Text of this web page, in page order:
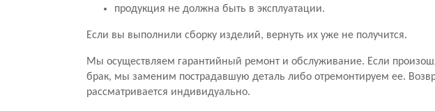
продукция не должна быть в эксплуатации.
Если вы выполнили сборку изделий, вернуть их уже не получится.
Мы осуществляем гарантийный ремонт и обслуживание. Если
брак, мы заменим пострадавшую деталь либо отремонтируем ее.
рассматривается индивидуально.